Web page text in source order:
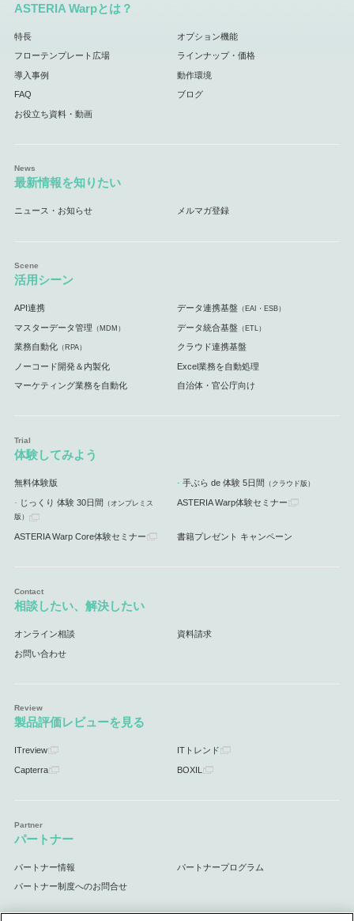
ASTERIA Warpとは？
特長 オプション機能
フローテンプレート広場 ラインナップ・価格
導入事例 動作環境
FAQ ブログ
お役立ち資料・動画
最新情報を知りたい
ニュース・お知らせ メルマガ登録
活用シーン
API連携 データ連携基盤 （EAI・ESB）
マスターデータ管理 （MDM） データ統合基盤 （ETL）
業務自動化（RPA） クラウド連携基盤
ノーコード開発＆内製化 Excel業務を自動処理
マーケティング業務を自動化 自治体・官公庁向け
体験してみよう
無料体験版 手ぶら de 体験 5日間 （クラウド版）
じっくり 体験 30日間 （オンプレミス
版）
ASTERIA Warp体験セミナー
ASTERIA Warp Core体験セミナー 書籍プレゼント キャンペーン
相談したい、解決したい
オンライン相談 資料請求
お問い合わせ
製品評価レビューを見る
ITreview ITトレンド
Capterra BOXIL
パートナー
パートナー情報 パートナープログラム
パートナー制度へのお問合せ